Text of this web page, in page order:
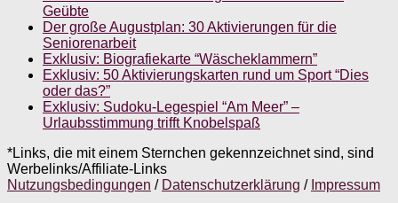
Geübte
Der große Augustplan: 30 Aktivierungen für die
Seniorenarbeit
Exklusiv: Biografiekarte “Wäscheklammern”
Exklusiv: 50 Aktivierungskarten rund um Sport “Dies
oder das?”
Exklusiv: Sudoku-Legespiel “Am Meer” –
Urlaubsstimmung trifft Knobelspaß
*Links, die mit einem Sternchen gekennzeichnet sind, sind
Werbelinks/Affiliate-Links
Nutzungsbedingungen / Datenschutzerklärung / Impressum